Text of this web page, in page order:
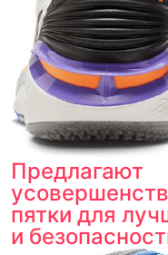
Предлагают
пятки для
и